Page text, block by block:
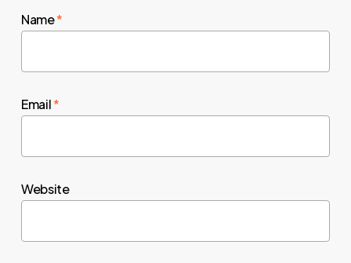
Name*
Email*
Website